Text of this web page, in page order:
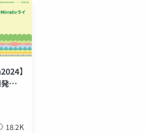
】
の
18.2K